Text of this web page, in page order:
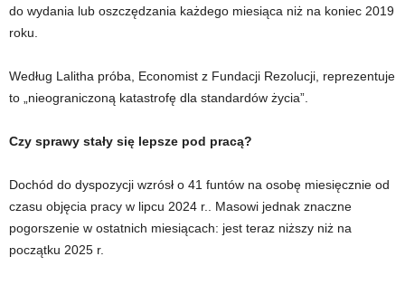
do wydania lub oszczędzania każdego miesiąca niż na koniec 2019
roku.
Według Lalitha próba, Economist z Fundacji Rezolucji, reprezentuje
to „nieograniczoną katastrofę dla standardów życia”.
Czy sprawy stały się lepsze pod pracą?
Dochód do dyspozycji wzrósł o 41 funtów na osobę miesięcznie od
czasu objęcia pracy w lipcu 2024 r.. Masowi jednak znaczne
pogorszenie w ostatnich miesiącach: jest teraz niższy niż na
początku 2025 r.